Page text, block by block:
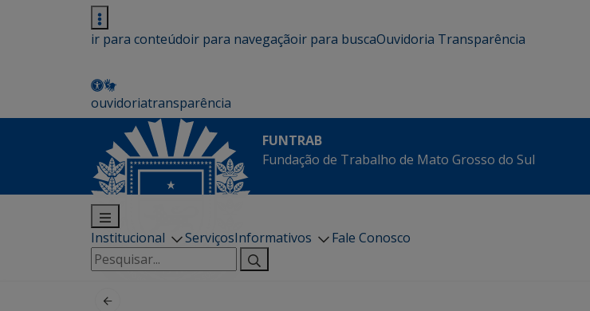
ir para conteúdoir para navegaçãoir para buscaOuvidoria Transparência
ouvidoriatransparência
FUNTRAB
Fundação de Trabalho de Mato Grosso do Sul
Institucional ServiçosInformativos
Fale Conosco
Pesquisar
por: